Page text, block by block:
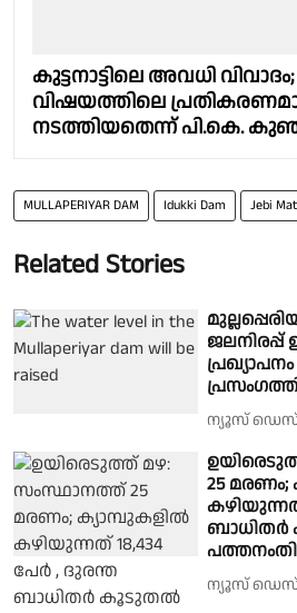
കുട്ടനാട്ടിലെ അവധി
വിഷയത്തിലെ
നടത്തിയതെന്ന് പി.കെ.
MULLAPERIYAR DAM Idukki Dam Jebi
Related Stories
ന്യൂസ്
25
കഴിയുന്നത്
ന്യൂസ്